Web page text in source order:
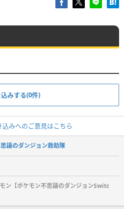
みする(0件)
込みへのご意見はこちら
議のダンジョン救助隊
ン【ポケモン不思議のダンジョンSwitc